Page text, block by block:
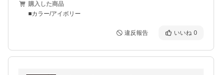
購入した商品
■カラー/アイボリー
違反報告 いいね 0